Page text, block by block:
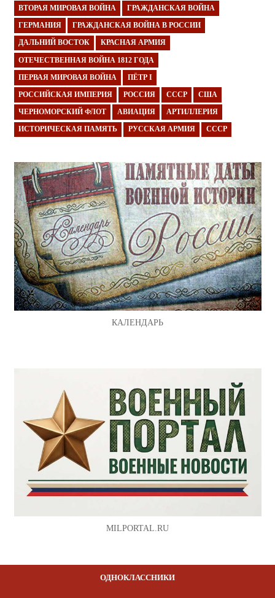
ВТОРАЯ МИРОВАЯ ВОЙНА ГРАЖДАНСКАЯ ВОЙНА
ГЕРМАНИЯ ГРАЖДАНСКАЯ ВОЙНА В РОССИИ
ДАЛЬНИЙ ВОСТОК КРАСНАЯ АРМИЯ
ОТЕЧЕСТВЕННАЯ ВОЙНА 1812 ГОДА
ПЕРВАЯ МИРОВАЯ ВОЙНА ПЁТР I
РОССИЙСКАЯ ИМПЕРИЯ РОССИЯ СССР США
ЧЕРНОМОРСКИЙ ФЛОТ АВИАЦИЯ АРТИЛЛЕРИЯ
ИСТОРИЧЕСКАЯ ПАМЯТЬ РУССКАЯ АРМИЯ СССР
КАЛЕНДАРЬ
MILPORTAL.RU
ОДНОКЛАССНИКИ